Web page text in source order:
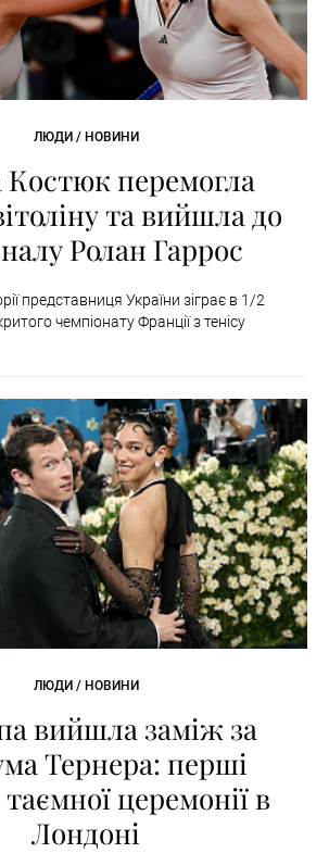
ЛЮДИ / НОВИНИ
перемогла
та вийшла до
Ролан Гаррос
представниця України зіграє в 1/2
чемпіонату Франції з тенісу
ЛЮДИ / НОВИНИ
вийшла заміж за
Тернера: перші
церемонії в
Лондоні